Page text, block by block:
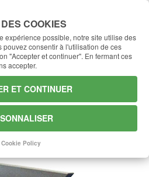
COOKIES
expérience possible, notre site utilise des
pouvez consentir à l'utilisation de ces
"Accepter et continuer". En fermant ces
accepter.
ET CONTINUER
Cookie Policy